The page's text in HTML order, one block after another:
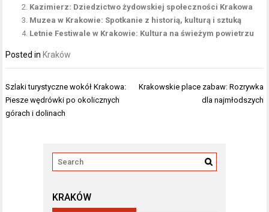
Kazimierz: Dziedzictwo żydowskiej społeczności Krakowa
Muzea w Krakowie: Spotkanie z historią, kulturą i sztuką
Letnie Festiwale w Krakowie: Kultura na świeżym powietrzu
Posted in Kraków
Nawigacja
wpisu
Szlaki turystyczne wokół Krakowa:
Piesze wędrówki po okolicznych
górach i dolinach
Krakowskie place zabaw: Rozrywka
dla najmłodszych
KRAKÓW